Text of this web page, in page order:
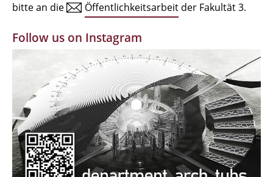
Zeichensäle
MBW | Modellbauwerkstatt
Alumni | cloud club
Dokumente und Downloads
bitte an die
Öffentlichkeitsarbeit der Fakultät 3.
Follow us on Instagram